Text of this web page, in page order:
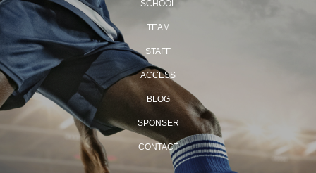
SCHOOL
TEAM
STAFF
ACCESS
BLOG
SPONSER
CONTACT